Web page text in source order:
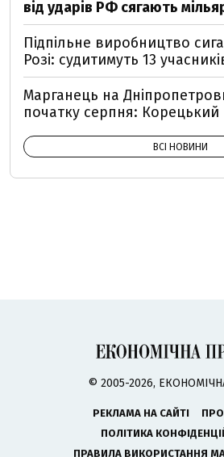
від ударів РФ сягають
Підпільне виробництво
Розі: судитимуть 13
Марганець на
початку серпня:
ВСІ НОВИНИ
© 2005-2026,
РЕКЛАМА НА САЙТІ
ПОЛІТИКА
ПРАВИЛА ВИКОРИСТАННЯ